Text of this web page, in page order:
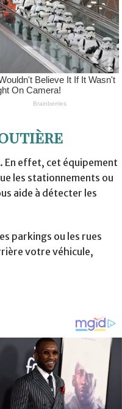
En effet, cet équipement
les stationnements ou
aide à détecter les
parkings ou les rues
votre véhicule,